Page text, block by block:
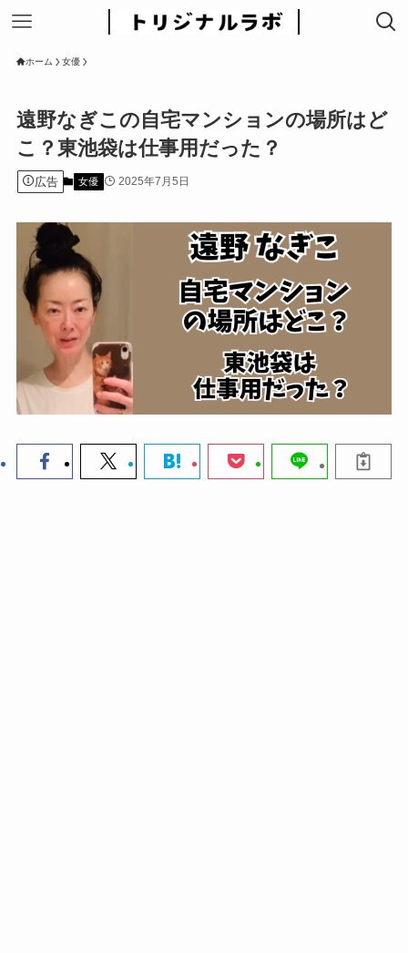
ホーム 女優
遠野なぎこの自宅マンションの場所はど
こ？東池袋は仕事用だった？
広告 女優 2025年7月5日